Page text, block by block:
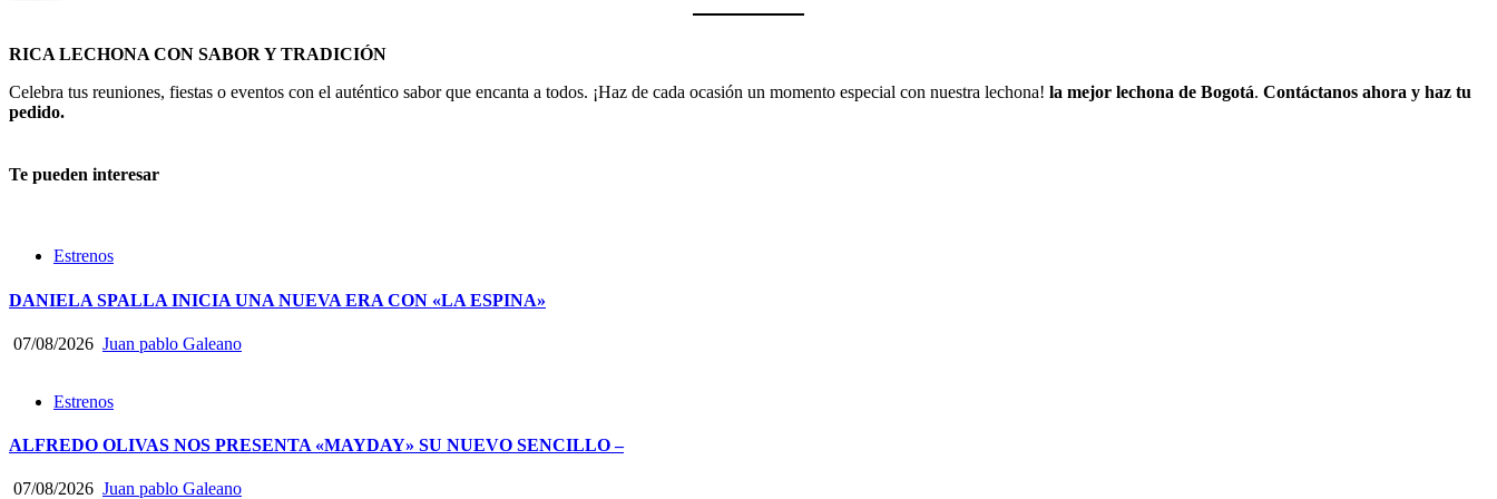
RICA LECHONA CON SABOR Y TRADICIÓN
Celebra tus reuniones, fiestas o eventos con el auténtico sabor que encanta a todos. ¡Haz de cada ocasión un momento especial con nuestra lechona! la mejor lechona de Bogotá. Contáctanos ahora y haz tu
pedido.
Te pueden interesar
Estrenos
DANIELA SPALLA INICIA UNA NUEVA ERA CON «LA ESPINA»
07/08/2026 Juan pablo Galeano
Estrenos
ALFREDO OLIVAS NOS PRESENTA «MAYDAY» SU NUEVO SENCILLO –
07/08/2026 Juan pablo Galeano